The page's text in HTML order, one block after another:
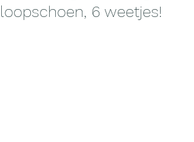
loopschoen, 6 weetjes!